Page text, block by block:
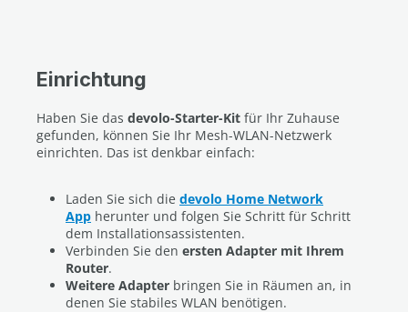
Einrichtung
Haben Sie das devolo-Starter-Kit für Ihr Zuhause
gefunden, können Sie Ihr Mesh-WLAN-Netzwerk
einrichten. Das ist denkbar einfach:
Laden Sie sich die devolo Home Network
App herunter und folgen Sie Schritt für Schritt
dem Installationsassistenten.
Verbinden Sie den ersten Adapter mit Ihrem
Router.
Weitere Adapter bringen Sie in Räumen an, in
denen Sie stabiles WLAN benötigen.